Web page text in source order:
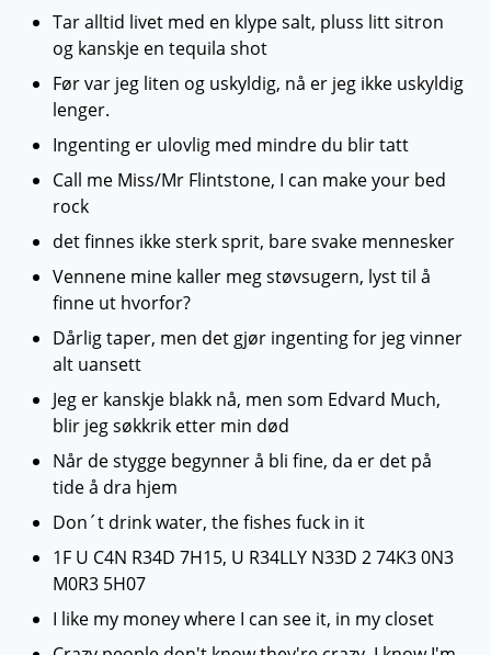
Tar alltid livet med en klype salt, pluss litt sitron
og kanskje en tequila shot
Før var jeg liten og uskyldig, nå er jeg ikke uskyldig
lenger.
Ingenting er ulovlig med mindre du blir tatt
Call me Miss/Mr Flintstone, I can make your bed
rock
det finnes ikke sterk sprit, bare svake mennesker
Vennene mine kaller meg støvsugern, lyst til å
finne ut hvorfor?
Dårlig taper, men det gjør ingenting for jeg vinner
alt uansett
Jeg er kanskje blakk nå, men som Edvard Much,
blir jeg søkkrik etter min død
Når de stygge begynner å bli fine, da er det på
tide å dra hjem
Don´t drink water, the fishes fuck in it
1F U C4N R34D 7H15, U R34LLY N33D 2 74K3 0N3
M0R3 5H07
I like my money where I can see it, in my closet